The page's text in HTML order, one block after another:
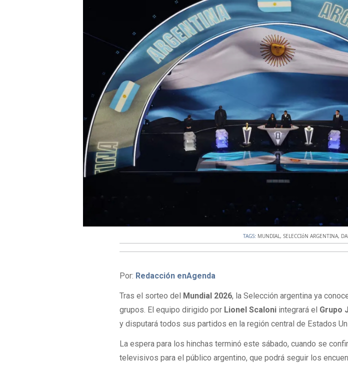
TAGS: MUNDIAL,SELECCIóN ARGENTINA,
Por: Redacción enAgenda
Tras el sorteo del Mundial 2026, la Selección argentina ya
grupos. El equipo dirigido por Lionel Scaloni integrará el Grupo
y disputará todos sus partidos en la región central de Estados
La espera para los hinchas terminó este sábado, cuando se
televisivos para el público argentino, que podrá seguir los